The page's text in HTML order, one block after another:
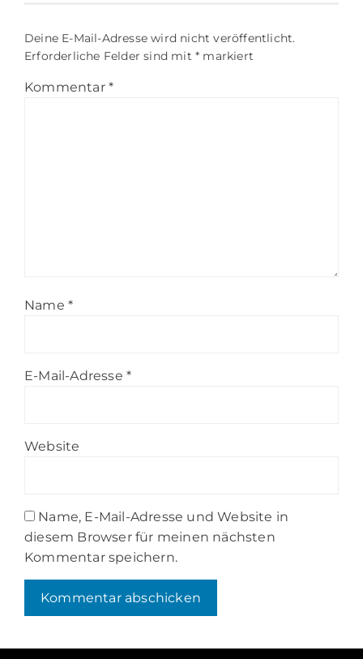
Deine E-Mail-Adresse wird nicht veröffentlicht.
Erforderliche Felder sind mit * markiert
Kommentar *
Name *
E-Mail-Adresse *
Website
Name, E-Mail-Adresse und Website in
diesem Browser für meinen nächsten
Kommentar speichern.